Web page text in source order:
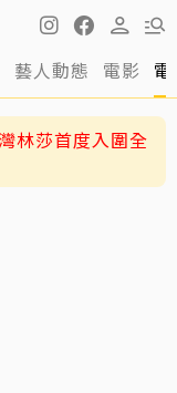
藝人動態 電影